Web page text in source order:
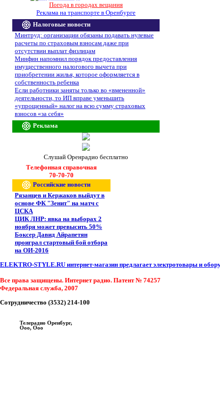
Погода в городах вещания
Реклама на транспорте в Оренбурге
Налоговые новости
Минтруд: организации обязаны подавать нулевые
расчеты по страховым взносам даже при
отсутствии выплат физлицам
Минфин напомнил порядок предоставления
имущественного налогового вычета при
приобретении жилья, которое оформляется в
собственность ребенка
Если работники заняты только во «вмененной»
деятельности, то ИП вправе уменьшить
«упрощенный» налог на всю сумму страховых
взносов «за себя»
Реклама
Слушай Оренрадио бесплатно
Телефонная справочная
70-70-70
Российские новости
Рязанцев и Кержаков выйдут в
основе ФК "Зенит" на матч с
ЦСКА
ЦИК ЛНР: явка на выборах 2
ноября может превысить 50%
Боксер Давид Айрапетян
проиграл стартовый бой отбора
на ОИ-2016
ELEKTRO-STYLE.RU интернет-магазин предлагает электротовары и
Все права защищены. Интернет радио. Патент № 74257
Федеральная служба, 2007
Сотрудничество (3532) 214-100
Телерадио Оренбург,
Ооо, Ооо